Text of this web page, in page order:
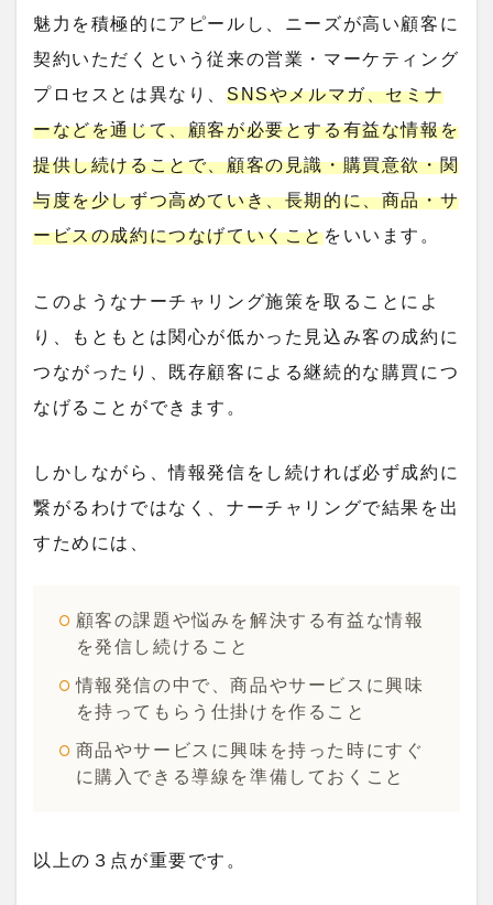
魅力を積極的にアピールし、ニーズが高い顧客に
契約いただくという従来の営業・マーケティング
プロセスとは異なり、 SNSやメルマガ、セミナ
ーなどを通じて、顧客が必要とする有益な情報を
提供し続けることで、顧客の見識・購買意欲・関
与度を少しずつ高めていき、長期的に、商品・サ
ービスの成約につなげていくことをいいます。
このようなナーチャリング施策を取ることによ
り、もともとは関心が低かった見込み客の成約に
つながったり、既存顧客による継続的な購買につ
なげることができます。
しかしながら、情報発信をし続ければ必ず成約に
繋がるわけではなく、ナーチャリングで結果を出
すためには、
顧客の課題や悩みを解決する有益な情報
を発信し続けること
情報発信の中で、商品やサービスに興味
を持ってもらう仕掛けを作ること
商品やサービスに興味を持った時にすぐ
に購入できる導線を準備しておくこと
以上の３点が重要です。